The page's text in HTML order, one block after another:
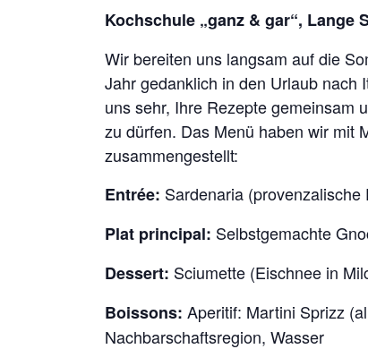
Kochschule „ganz & gar“, Lange
Wir bereiten uns langsam auf die
Jahr gedanklich in den Urlaub nach
uns sehr, Ihre Rezepte gemeinsam
zu dürfen. Das Menü haben wir mit
zusammengestellt:
Entrée: Sardenaria
Plat principal: Selbstgemachte
Dessert: Sciumette (Eischnee in
Boissons: Aperitif: Martini Sprizz
Nachbarschaftsregion, Wasser